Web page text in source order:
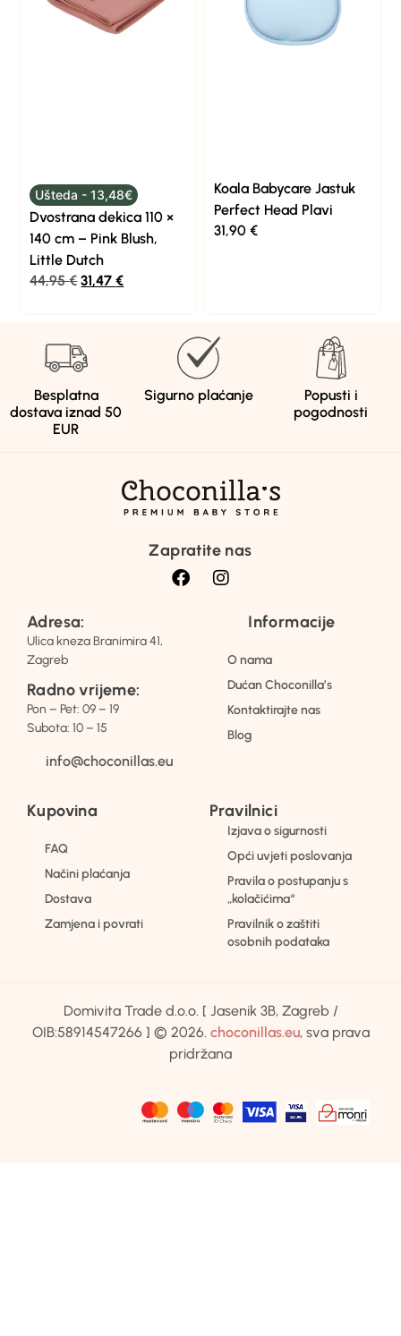
Ušteda - 13,48€
Dvostrana dekica 110 ×
140 cm – Pink Blush,
Little Dutch
44,95€ 31,47€
Koala Babycare Jastuk
Perfect Head Plavi
31,90 €
Besplatna
dostava iznad 50
EUR
Sigurno plaćanje
Popusti i
pogodnosti
Zapratite nas
Adresa:
Ulica kneza Branimira 41,
Zagreb
Radno vrijeme:
Pon – Pet: 09 – 19
Subota: 10 – 15
info@choconillas.eu
Informacije
O nama
Dućan Choconilla’s
Kontaktirajte nas
Blog
Kupovina
FAQ
Načini plaćanja
Dostava
Zamjena i povrati
Pravilnici
Izjava o sigurnosti
Opći uvjeti poslovanja
Pravila o postupanju s
„kolačićima“
Pravilnik o zaštiti
osobnih podataka
Domivita Trade d.o.o. [ Jasenik 3B, Zagreb /
OIB:58914547266 ] © 2026. choconillas.eu, sva prava
pridržana